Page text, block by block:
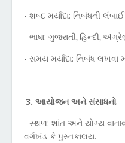
- શબ્દ મર્યાદા: નિબંધની લંબાઈ
- ભાષા: ગુજરાતી, હિન્દી,
- સમય મર્યાદા: નિબંધ લખવા
3. આયોજન અને સંસાધનો
- સ્થળ: શાંત અને યોગ્ય
વર્ગખંડ કે પુસ્તકાલય.